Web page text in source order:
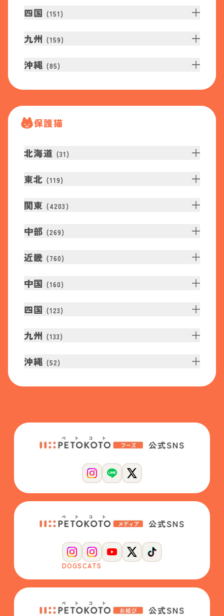
四国 (151 )
九州 (159)
沖縄 (85)
保護猫
北海道 (31 )
東北 (119)
関東 (4203 )
中部 (269)
近畿 (760)
中国 (160)
四国 (123)
九州 (133)
沖縄 (52)
DOGSCATS